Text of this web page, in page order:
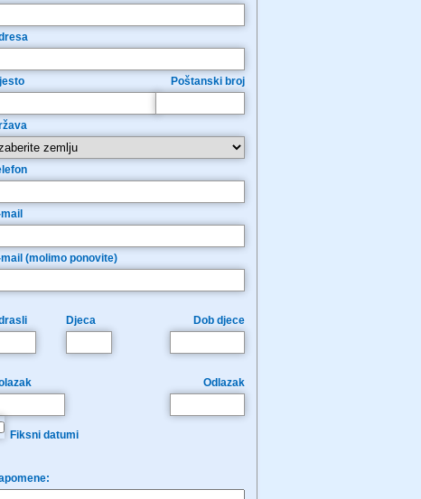
Poštanski broj
(molimo ponovite)
Djeca Dob djece
Odlazak
Fiksni datumi